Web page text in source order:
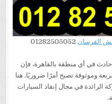
الفرسان
في أي منطقة بالقاهرة، فإن
وموثوقة تصبح أمرًا ضروريًا. هنا
الرائدة في مجال إنقاذ السيارات